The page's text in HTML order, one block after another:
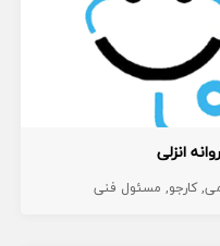
انزلی
کارجو مسئول فنی